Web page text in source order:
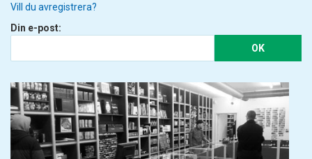
Vill du avregistrera?
Din e-post:
OK